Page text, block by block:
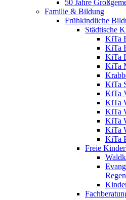
50 Jahre
Familie & Bildung
Frühkindliche
Städtische
KiTa
KiTa
KiTa
KiTa
KiTa
KiTa
KiTa
KiTa
KiTa
KiTa
KiTa
Freie